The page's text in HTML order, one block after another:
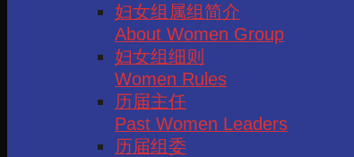
妇女组属组简介
About Women Group
妇女组细则
Women Rules
历届主任
Past Women Leaders
历届组委